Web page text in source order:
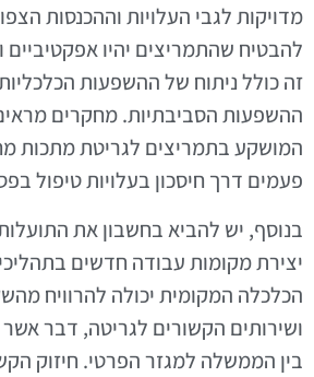
מדויקות לגבי העלויות וההכנסות
להבטיח שהתמריצים יהיו
זה כולל ניתוח של ההשפעות
ההשפעות הסביבתיות. מחקרים
המושקע בתמריצים לגריטת מתכות
פעמים דרך חיסכון בעלויות טיפול
בנוסף, יש להביא בחשבון את
יצירת מקומות עבודה חדשים
הכלכלה המקומית יכולה להרוויח
ושירותים הקשורים לגריטה, דבר
בין הממשלה למגזר הפרטי. חיזוק